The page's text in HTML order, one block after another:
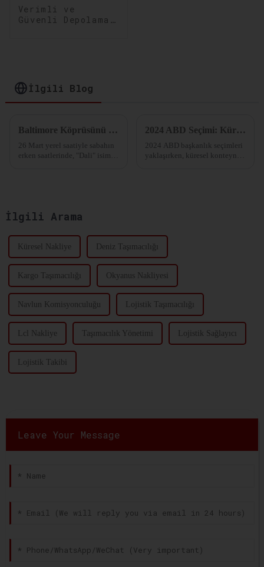
Verimli ve
Güvenli Depolama
İlgili Blog
Baltimore Köprüsünü Çöken Kargo Gemisi
26 Mart yerel saatiyle sabahın
erken saatlerinde, "Dali" isimli
2024 ABD Seçimi: Küresel Nakliye Pazarı İçin Bir Dönüm Noktası
2024 ABD başkanlık seçimleri
yaklaşırken, küresel konteyner
İlgili Arama
Küresel Nakliye Deniz Taşımacılığı
Kargo Taşımacılığı Okyanus Nakliyesi
Navlun Komisyonculuğu Lojistik Taşımacılığı
Lcl Nakliye Taşımacılık Yönetimi Lojistik Sağlayıcı
Lojistik Takibi
Leave Your Message